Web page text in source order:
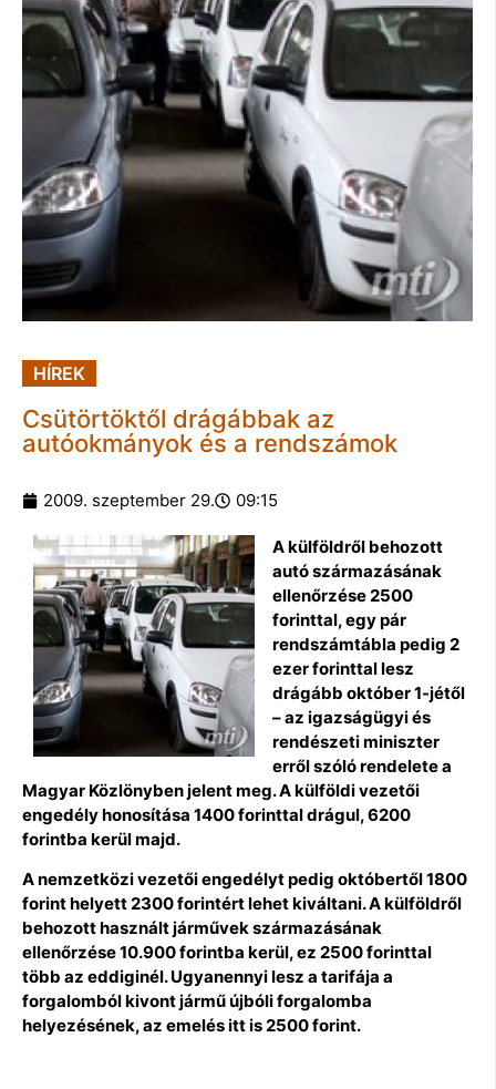
HÍREK
Csütörtöktől drágábbak az
autóokmányok és a rendszámok
2009. szeptember 29. 09:15
A külföldről behozott
autó származásának
ellenőrzése 2500
forinttal, egy pár
rendszámtábla pedig 2
ezer forinttal lesz
drágább október 1-jétől
– az igazságügyi és
rendészeti miniszter
erről szóló rendelete a
Magyar Közlönyben jelent meg. A külföldi vezetői
engedély honosítása 1400 forinttal drágul, 6200
forintba kerül majd.
A nemzetközi vezetői engedélyt pedig októbertől 1800
forint helyett 2300 forintért lehet kiváltani. A külföldről
behozott használt járművek származásának
ellenőrzése 10.900 forintba kerül, ez 2500 forinttal
több az eddiginél. Ugyanennyi lesz a tarifája a
forgalomból kivont jármű újbóli forgalomba
helyezésének, az emelés itt is 2500 forint.